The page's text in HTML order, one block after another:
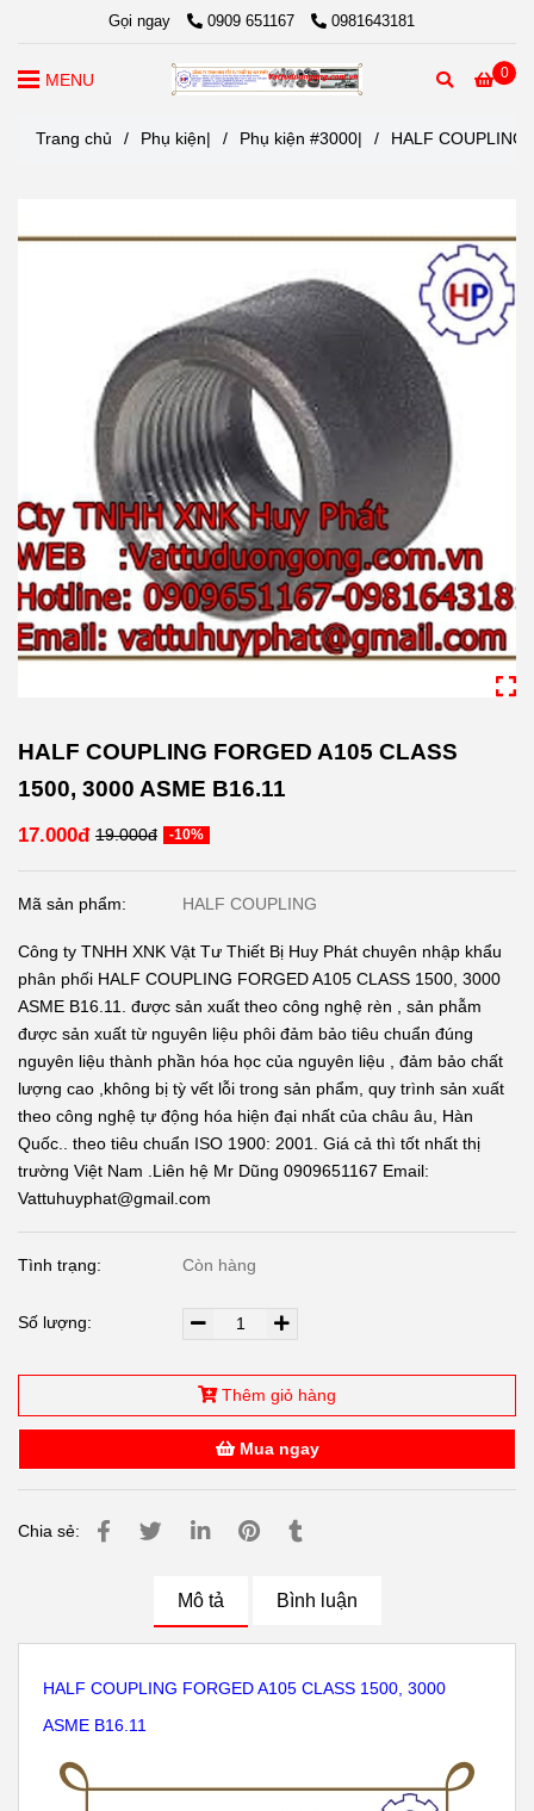
Gọi ngay 0909 651167 0981643181
0
MENU
Trang chủ / Phụ kiện| / Phụ kiện #3000| / HALF COUPLING
HALF COUPLING FORGED A105 CLASS
1500, 3000 ASME B16.11
17.000đ 19.000đ -10%
Mã sản phẩm: HALF COUPLING
Công ty TNHH XNK Vật Tư Thiết Bị Huy Phát chuyên nhập khẩu
phân phối HALF COUPLING FORGED A105 CLASS 1500, 3000
ASME B16.11. được sản xuất theo công nghệ rèn , sản phẫm
được sản xuất từ nguyên liệu phôi đảm bảo tiêu chuẩn đúng
nguyên liệu thành phần hóa học của nguyên liệu , đảm bảo chất
lượng cao ,không bị tỳ vết lỗi trong sản phẩm, quy trình sản xuất
theo công nghệ tự động hóa hiện đại nhất của châu âu, Hàn
Quốc.. theo tiêu chuẩn ISO 1900: 2001. Giá cả thì tốt nhất thị
trường Việt Nam .Liên hệ Mr Dũng 0909651167 Email:
Vattuhuyphat@gmail.com
Tình trạng: Còn hàng
Số lượng:
Thêm giỏ hàng
Mua ngay
Chia sẻ:
Mô tả Bình luận
HALF COUPLING FORGED A105 CLASS 1500, 3000
ASME B16.11